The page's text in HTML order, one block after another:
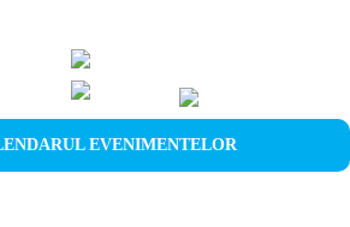
EVENIMENTELOR